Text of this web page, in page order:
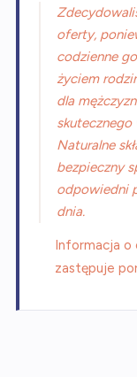
oferty,
codzienne
życiem
dla
Naturalne
bezpieczny
odpowiedni
dnia.
Informacja o
zastępuje